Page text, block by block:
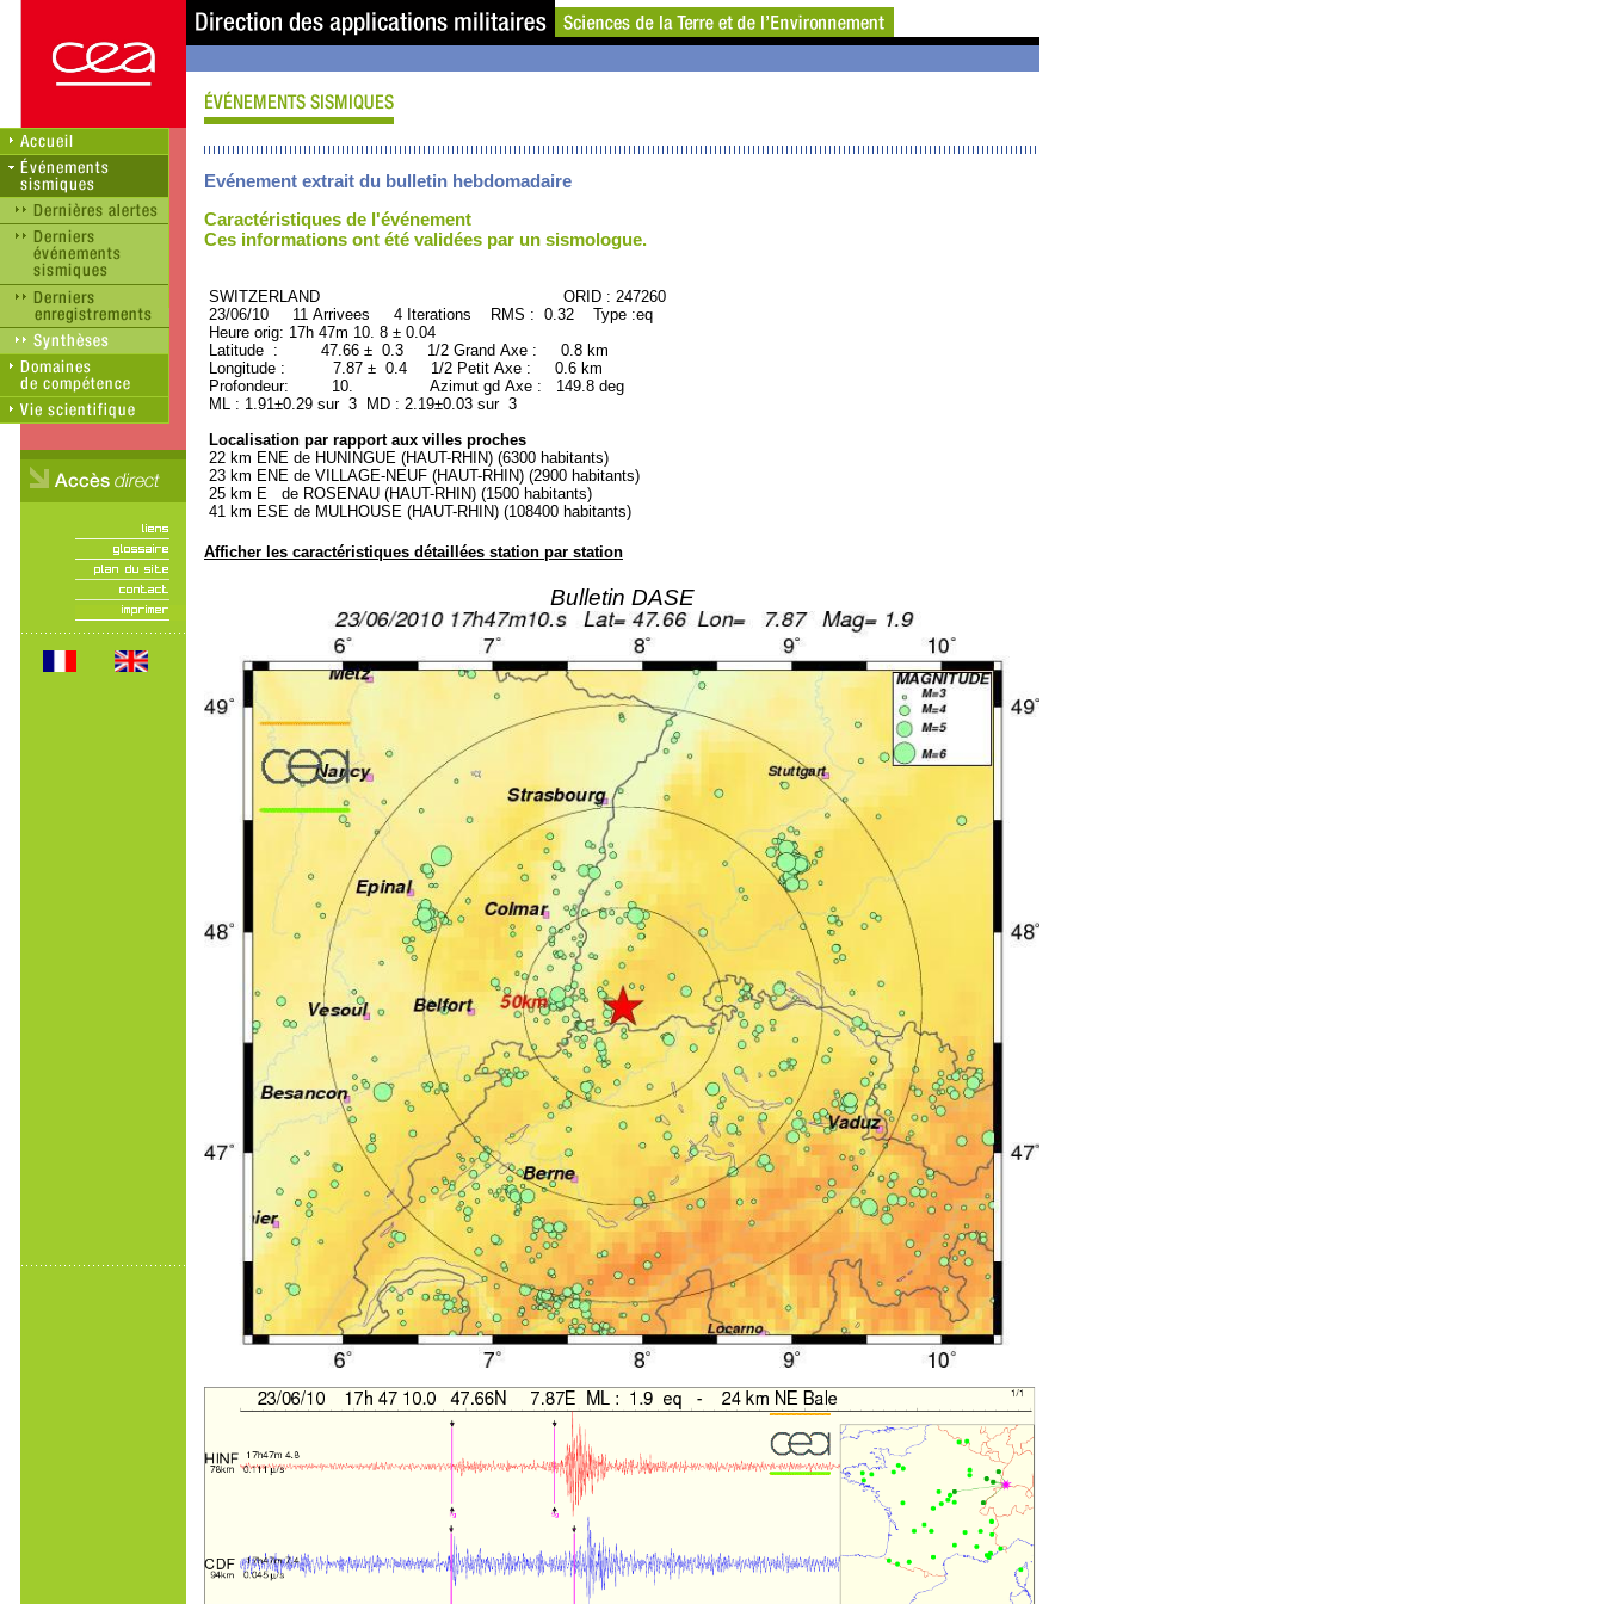
Evénement extrait du bulletin hebdomadaire
Caractéristiques de l'événement
Ces informations ont été validées par un sismologue.
SWITZERLAND ORID : 247260
23/06/10 11 Arrivees 4 Iterations RMS : 0.32 Type :eq
Heure orig: 17h 47m 10. 8 ± 0.04
Latitude : 47.66 ± 0.3 1/2 Grand Axe : 0.8 km
Longitude : 7.87 ± 0.4 1/2 Petit Axe : 0.6 km
Profondeur: 10. Azimut gd Axe : 149.8 deg
ML : 1.91±0.29 sur 3 MD : 2.19±0.03 sur 3
Localisation par rapport aux villes proches
22 km ENE de HUNINGUE (HAUT-RHIN) (6300 habitants)
23 km ENE de VILLAGE-NEUF (HAUT-RHIN) (2900 habitants)
25 km E de ROSENAU (HAUT-RHIN) (1500 habitants)
41 km ESE de MULHOUSE (HAUT-RHIN) (108400 habitants)
Afficher les caractéristiques détaillées station par station
Bulletin DASE